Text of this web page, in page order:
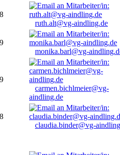
ruth.alt@vg-aindling.de
monika.barl@vg-
carmen.bichlmeier@vg-
aindling.de
claudia.binder@vg-